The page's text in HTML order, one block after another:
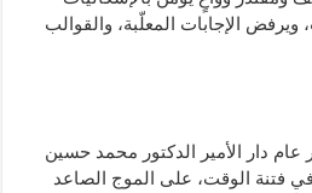
الإجابات المعلّبة، والقوالب
عام دار الأمير الدكتور محمد حسين
فتنة الوقت، على الموج الصاعد